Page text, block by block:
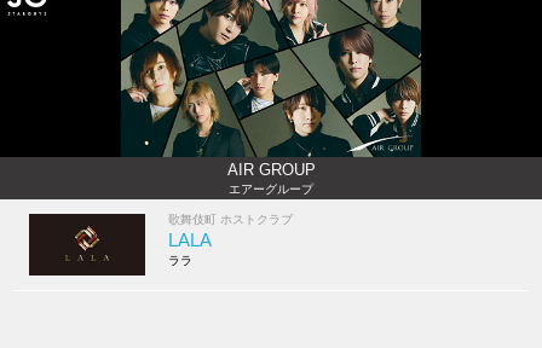
AIR GROUP
エアーグループ
歌舞伎町 ホストクラブ
LALA
ララ